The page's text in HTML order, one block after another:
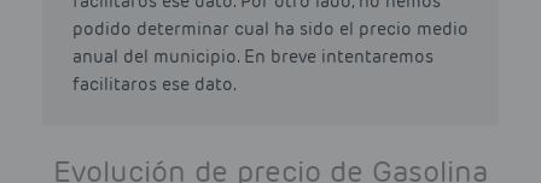
podido determinar cual ha sido el precio medio
anual del municipio. En breve intentaremos
facilitaros ese dato.
Evolución de precio de Gasolina